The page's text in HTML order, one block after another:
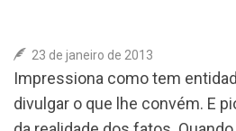
ASSOCIE-SE
COLUNA SOCIAL
23 de janeiro de 2013
Impressiona como tem
divulgar o que lhe convém. E